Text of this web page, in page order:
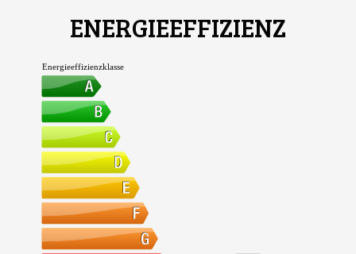
ENERGIEEFFIZIENZ
Energieeffizienzklasse